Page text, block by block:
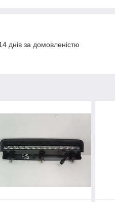
днів за домовленістю